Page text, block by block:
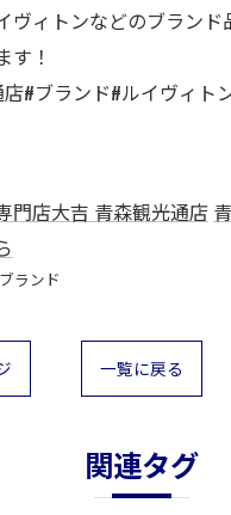
ヴィトンなどのブランド
す！
#ブランド#ルイヴィト
門店大吉 青森観光通店
ブランド
一覧に戻る
関連タグ